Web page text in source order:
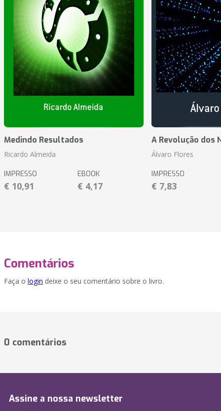
Medindo Resultados
Ricardo Almeida
IMPRESSO
€ 10,91
EBOOK
€ 4,17
A Revolução dos
Álvaro Flores
IMPRESSO
€ 7,83
Comentários
Faça o login deixe o seu comentário sobre o livro.
0 comentários
Assine a nossa newsletter